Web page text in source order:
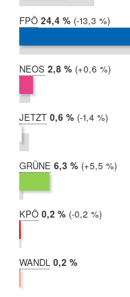
FPÖ 2019:
24,4 %
2017:
37,6 %
Differenz:
-13,3 %
NEOS 2019:
2,8 %
2017:
2,2 %
Differenz:
+0,6 %
JETZT 2019:
0,6 %
2017:
2,0 %
Differenz:
-1,4 %
GRÜNE 2019:
6,3 %
2017:
0,9 %
Differenz:
+5,5 %
KPÖ 2019:
0,2 %
2017:
0,4 %
Differenz:
-0,2 %
WANDL 2019:
0,2 %